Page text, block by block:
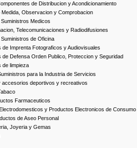
de Distribucion y Acondicionamiento
Observacion y Comprobacion
Medicos
Telecomunicaciones y Radiodifusiones
de Oficina
Imprenta Fotograficos y Audiovisuales
Defensa Orden Publico, Proteccion y Seguridad
de limpieza
para la Industria de Servicios
deportivos y recreativos
Farmaceuticos
y Productos Electronicos de Consumo
de Aseo Personal
Joyeria y Gemas